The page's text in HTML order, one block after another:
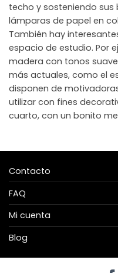
techo y sosteniendo
lámparas de papel en
También hay
espacio de estudio. Por
madera con tonos
más actuales, como el
disponen de
utilizar con fines
cuarto, con un bonito
Contacto
FAQ
Mi cuenta
Blog